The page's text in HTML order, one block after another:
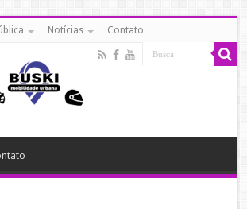
Notícias Contato